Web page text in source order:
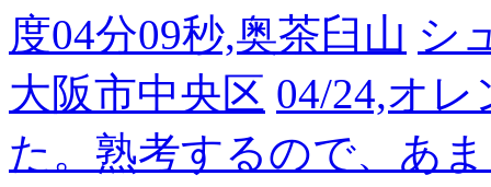
度04分09秒,奥茶臼山 シ
大阪市中央区 04/24,オ
た。熟考するので、あ